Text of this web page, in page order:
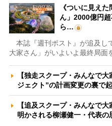
《ついに見え
ん」2000億円
ら…
本誌『週刊ポスト』が追及し
大家さん」がいよいよ最終局面
【独走スクープ・みんなで
ジェクト”の計画変更の裏で
【追及スクープ・みんなで
明かされる柳瀬健一・代表